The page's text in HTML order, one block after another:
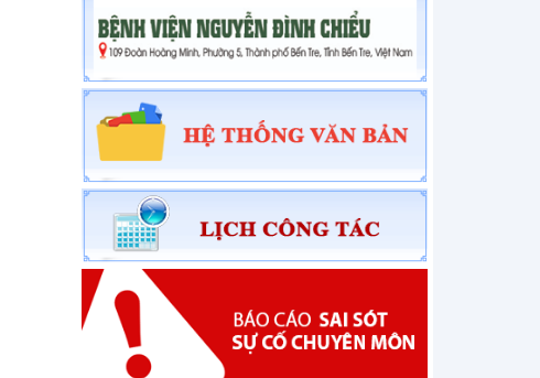
Bệnh viện đa khoa khu vực Cù Lao Minh
THÔNG BÁO Về việc tuyển dụng hợp đồng
THÔNG BÁO Về việc mời chào giá bảo trì hệ
thống PCCC, hệ thống chống sét tại bệnh viện
THÔNG BÁO Về việc mời báo giá tư vấn đấu thầu
THÔNG BÁO Về việc mời chào giá vật rẻ tiền mau
hỏng
THÔNG BÁO Về việc mời báo giá mua sắm, bảo
trì và kiểm định thiết bị y tế
THÔNG BÁO CHÀO GIÁ Về việc báo giá chi phí lắp
đặt thiết bị truyền tin báo cháy của Bệnh viện